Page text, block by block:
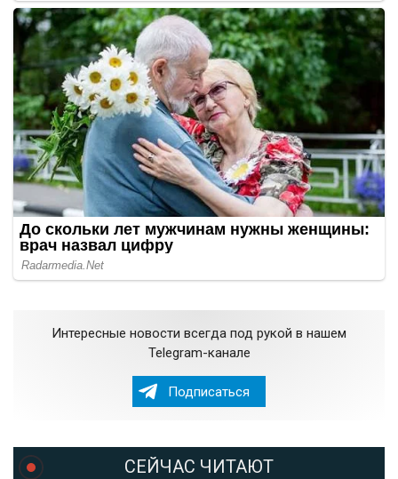
Интересные новости всегда под рукой в нашем
Telegram-канале
Подписаться
СЕЙЧАС ЧИТАЮТ